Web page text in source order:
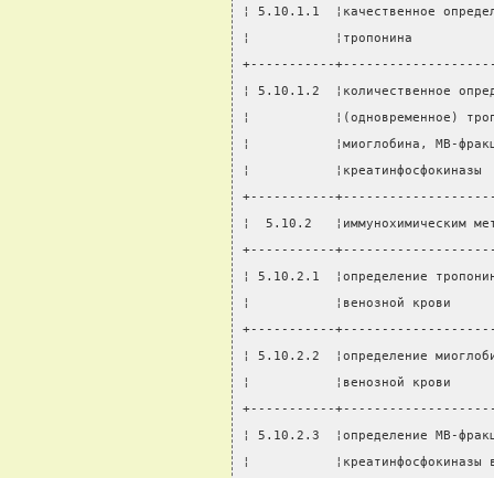
¦ 5.10.1.1  ¦качественное
¦           ¦тропонина
+-----------
¦ 5.10.1.2  ¦количественное
¦
¦           ¦миоглобина,
¦
+-----------
¦  5.10.2
+-----------
¦ 5.10.2.1  ¦определение
¦           ¦венозной
+-----------
¦ 5.10.2.2  ¦определение
¦           ¦венозной
+-----------
¦ 5.10.2.3  ¦определение МВ-
¦